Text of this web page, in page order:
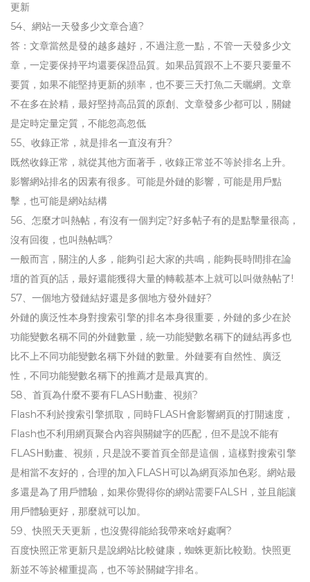
更新
54、網站一天發多少文章合適?
答：文章當然是發的越多越好，不過注意一點，不管一天發多少文
章，一定要保持平均還要保證品質。如果品質跟不上不要只要量不
要質，如果不能堅持更新的頻率，也不要三天打魚二天曬網。文章
不在多在於精，最好堅持高品質的原創、文章發多少都可以，關鍵
是定時定量定質，不能忽高忽低
55、收錄正常，就是排名一直沒有升?
既然收錄正常，就從其他方面著手，收錄正常並不等於排名上升。
影響網站排名的因素有很多。可能是外鏈的影響，可能是用戶點
擊，也可能是網站結構
56、怎麼才叫熱帖，有沒有一個判定?好多帖子有的是點擊量很高，
沒有回復，也叫熱帖嗎?
一般而言，關注的人多，能夠引起大家的共鳴，能夠長時間排在論
壇的首頁的話，最好還能獲得大量的轉載基本上就可以叫做熱帖了!
57、一個地方發鏈結好還是多個地方發外鏈好?
外鏈的廣泛性本身對搜索引擎的排名本身很重要，外鏈的多少在於
功能變數名稱不同的外鏈數量，統一功能變數名稱下的鏈結再多也
比不上不同功能變數名稱下外鏈的數量。外鏈要有自然性、廣泛
性，不同功能變數名稱下的推薦才是最真實的。
58、首頁為什麼不要有FLASH動畫、視頻?
Flash不利於搜索引擎抓取，同時FLASH會影響網頁的打開速度，
Flash也不利用網頁聚合內容與關鍵字的匹配，但不是說不能有
FLASH動畫、視頻，只是說不要首頁全部是這個，這樣對搜索引擎
是相當不友好的，合理的加入FLASH可以為網頁添加色彩。網站最
多還是為了用戶體驗，如果你覺得你的網站需要FALSH，並且能讓
用戶體驗更好，那麼就可以加。
59、快照天天更新，也沒覺得能給我帶來啥好處啊?
百度快照正常更新只是說網站比較健康，蜘蛛更新比較勤。快照更
新並不等於權重提高，也不等於關鍵字排名。